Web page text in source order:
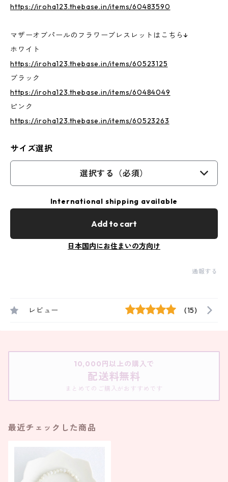
https://iroha123.thebase.in/items/60483590
マザーオブパールのフラワーブレスレットはこちら↓
ホワイト
https://iroha123.thebase.in/items/60523125
ブラック
https://iroha123.thebase.in/items/60484049
ピンク
https://iroha123.thebase.in/items/60523263
サイズ選択
選択する（必須）
International shipping available
Add to cart
日本国内にお住まいの方向け
通報する
レビュー (15)
10,000円以上の購入で
配送料無料
まとめてのご購入がおすすめです
最近チェックした商品